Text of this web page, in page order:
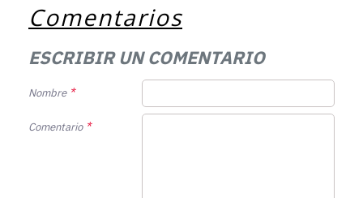
Comentarios
ESCRIBIR UN COMENTARIO
Nombre
Comentario